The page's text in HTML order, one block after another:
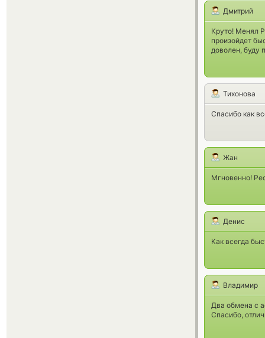
Дмитрий
Круто! Менял
произойдет
доволен, буду
Тихонова
Спасибо как
Жан
Мгновенно!
Денис
Как всегда
Владимир
Два обмена с
Спасибо,